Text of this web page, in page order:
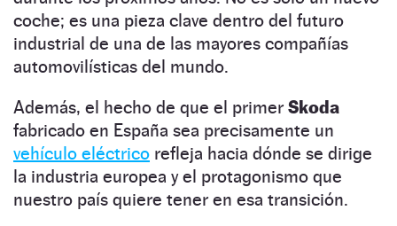
coche; es una pieza clave dentro del futuro
industrial de una de las mayores compañías
automovilísticas del mundo.
Además, el hecho de que el primer Skoda
fabricado en España sea precisamente un
vehículo eléctrico refleja hacia dónde se dirige
la industria europea y el protagonismo que
nuestro país quiere tener en esa transición.